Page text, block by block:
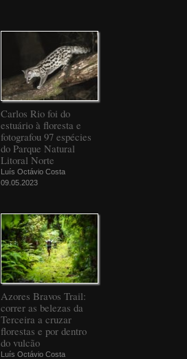
Carlos Rio foi do
estuário à floresta e
fotografou 97 espécies
do Parque Natural
Litoral Norte
Luís Octávio Costa
09.05.2023
Azores Bravos Trail:
correr as belezas da
Terceira a cruzar
florestas e por dentro
do vulcão
Luís Octávio Costa